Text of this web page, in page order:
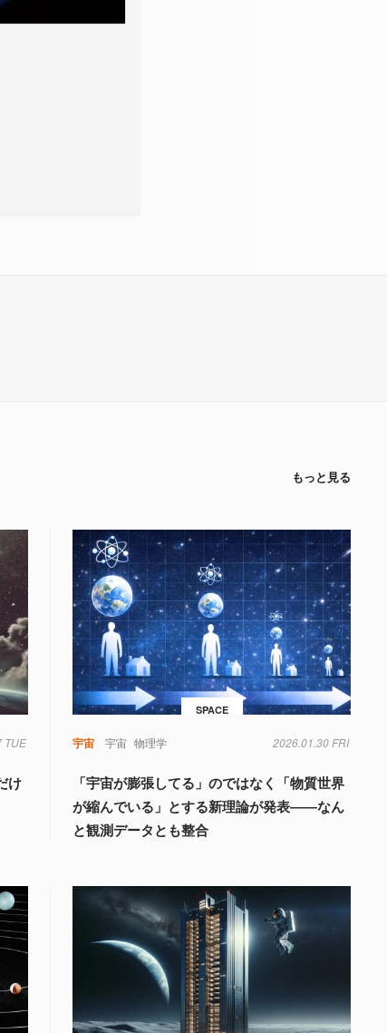
もっと見る
TUE
け
SPACE
宇宙 宇宙 物理学 2026.01.30 FRI
「宇宙が膨張してる」のではなく「物質世界
が縮んでいる」とする新理論が発表――なん
と観測データとも整合